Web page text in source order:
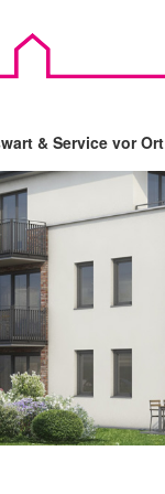
& Service vor Ort